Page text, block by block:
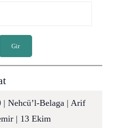
Gir
| Nehcü’l-Belaga | Arif
| 13 Ekim